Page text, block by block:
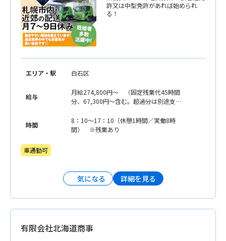
許又は中型免許があれば始められ
る！
エリア・駅 白石区
給与
月給274,800円〜 （固定残業代45時間
分、67,300円〜含む。超過分は別途支
時間
8：10〜17：10（休憩1時間／実働8時
間） ※残業あり
車通勤可
気になる 詳細を見る
有限会社北海道商事